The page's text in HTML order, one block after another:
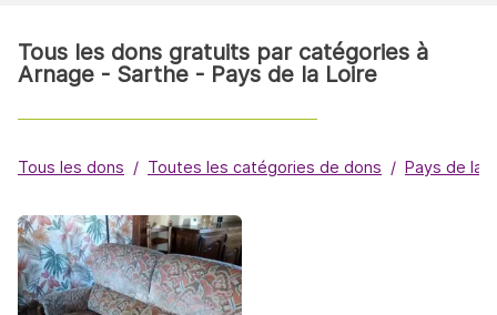
Tous les dons gratuits par catégories à
Arnage - Sarthe - Pays de la Loire
Tous les dons Toutes les catégories de dons Pays de la